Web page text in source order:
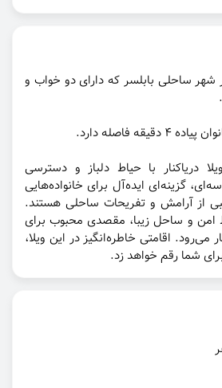
در شهر ساحلی بابلسر که دارای دو خواب و
فاصله دارد.
دریاکنار با حیاط دلباز و دسترسی
گزینه‌ای ایده‌آل برای خانواده‌هایی
از آرامش و تفریحات ساحلی هستند.
امن و ساحل زیبا، مقصدی محبوب برای
اقامتی خاطره‌انگیز در این ویلا،
شما رقم خواهد زد.